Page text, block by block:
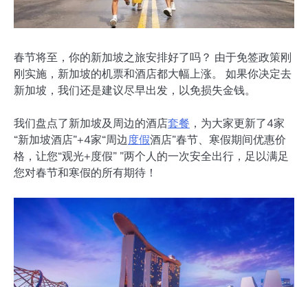
春节将至，你的新加坡之旅安排好了吗？ 由于免签政策刚
刚实施，新加坡的机票和酒店都大幅上涨。 如果你决定去
新加坡，我们还是建议尽早出发，以免损失金钱。
我们盘点了新加坡及周边的酒店套餐 ，为大家更新了4家
“新加坡酒店”+4家“周边度假酒店”春节、寒假期间优惠价
格，让您“观光+度假” ”两个人的一次安全出行，足以满足
您对春节和寒假的所有期待！ ‍‍